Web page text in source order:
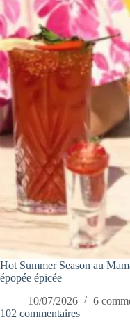
Hot Summer Season au
épopée épicée
10/07/2026
6
102 commentaires